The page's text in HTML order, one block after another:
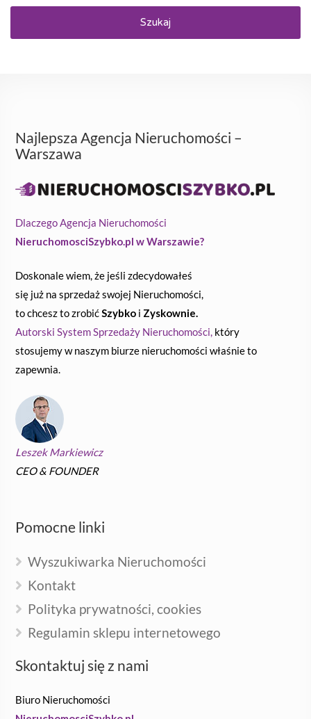
Szukaj
Najlepsza Agencja Nieruchomości –
Warszawa
Dlaczego Agencja Nieruchomości
NieruchomosciSzybko.pl w Warszawie?
Doskonale wiem, że jeśli zdecydowałeś
się już na sprzedaż swojej Nieruchomości,
to chcesz to zrobićSzybko i Zyskownie.
Autorski System Sprzedaży Nieruchomości, który
stosujemy w naszym biurze nieruchomości właśnie to
zapewnia.
Leszek Markiewicz
CEO & FOUNDER
Pomocne linki
Wyszukiwarka Nieruchomości
Kontakt
Polityka prywatności, cookies
Regulamin sklepu internetowego
Skontaktuj się z nami
Biuro Nieruchomości